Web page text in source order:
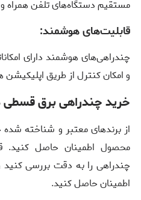
مستقیم دستگاه‌های تلفن همراه
قابلیت‌های هوشمند:
چندراهی‌های هوشمند دارای
و امکان کنترل از طریق
خرید چندراهی برق
از برندهای معتبر و شناخته
محصول اطمینان حاصل
چندراهی را به دقت بررسی کنید
اطمینان حاصل کنید.